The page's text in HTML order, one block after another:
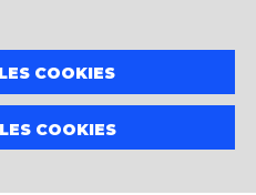
COOKIES
COOKIES